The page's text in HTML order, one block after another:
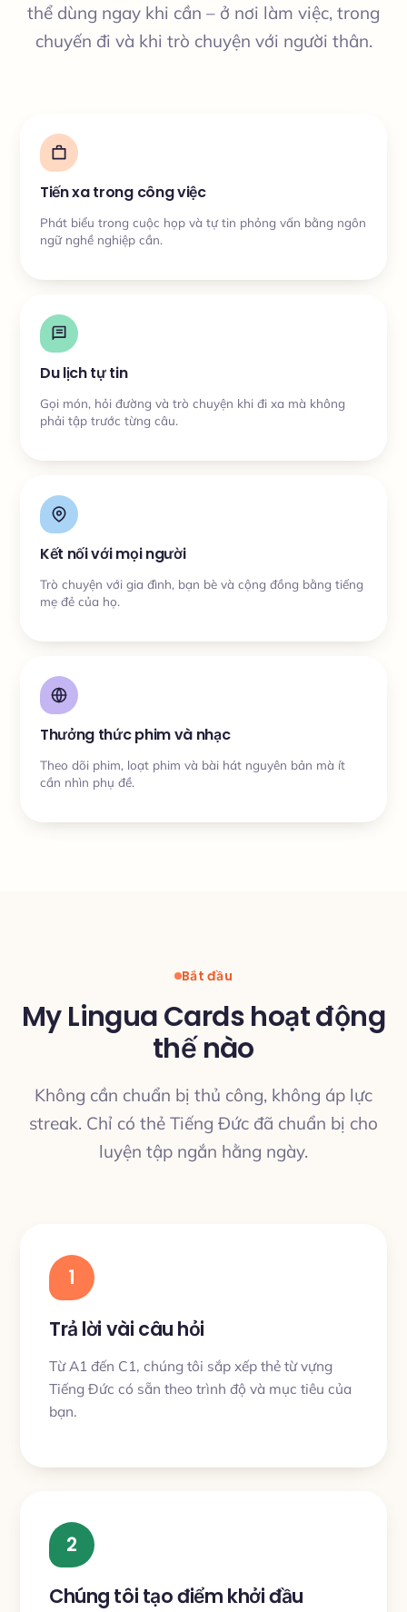
thể dùng ngay khi cần – ở nơi làm việc, trong
chuyến đi và khi trò chuyện với người thân.
Tiến xa trong công việc
Phát biểu trong cuộc họp và tự tin phỏng vấn bằng ngôn
ngữ nghề nghiệp cần.
Du lịch tự tin
Gọi món, hỏi đường và trò chuyện khi đi xa mà không
phải tập trước từng câu.
Kết nối với mọi người
Trò chuyện với gia đình, bạn bè và cộng đồng bằng tiếng
mẹ đẻ của họ.
Thưởng thức phim và nhạc
Theo dõi phim, loạt phim và bài hát nguyên bản mà ít
cần nhìn phụ đề.
Bắt đầu
My Lingua Cards hoạt động
thế nào
Không cần chuẩn bị thủ công, không áp lực
streak. Chỉ có thẻ Tiếng Đức đã chuẩn bị cho
luyện tập ngắn hằng ngày.
1
Trả lời vài câu hỏi
Từ A1 đến C1, chúng tôi sắp xếp thẻ từ vựng
Tiếng Đức có sẵn theo trình độ và mục tiêu của
bạn.
2
Chúng tôi tạo điểm khởi đầu